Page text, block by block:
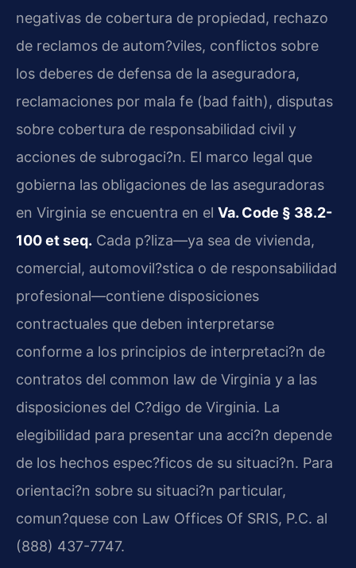
negativas de cobertura de propiedad, rechazo
de reclamos de autom?viles, conflictos sobre
los deberes de defensa de la aseguradora,
reclamaciones por mala fe (bad faith), disputas
sobre cobertura de responsabilidad civil y
acciones de subrogaci?n. El marco legal que
gobierna las obligaciones de las aseguradoras
en Virginia se encuentra en el Va. Code § 38.2-
100 et seq. Cada p?liza—ya sea de vivienda,
comercial, automovil?stica o de responsabilidad
profesional—contiene disposiciones
contractuales que deben interpretarse
conforme a los principios de interpretaci?n de
contratos del common law de Virginia y a las
disposiciones del C?digo de Virginia. La
elegibilidad para presentar una acci?n depende
de los hechos espec?ficos de su situaci?n. Para
orientaci?n sobre su situaci?n particular,
comun?quese con Law Offices Of SRIS, P.C. al
(888) 437-7747.